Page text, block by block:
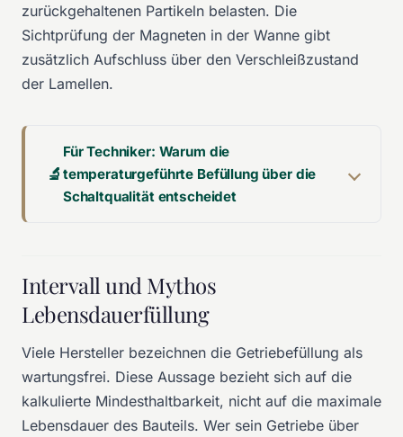
zurückgehaltenen Partikeln belasten. Die
Sichtprüfung der Magneten in der Wanne gibt
zusätzlich Aufschluss über den Verschleißzustand
der Lamellen.
Für Techniker: Warum die
temperaturgeführte Befüllung über die
Schaltqualität entscheidet
Intervall und Mythos
Lebensdauerfüllung
Viele Hersteller bezeichnen die Getriebefüllung als
wartungsfrei. Diese Aussage bezieht sich auf die
kalkulierte Mindesthaltbarkeit, nicht auf die maximale
Lebensdauer des Bauteils. Wer sein Getriebe über